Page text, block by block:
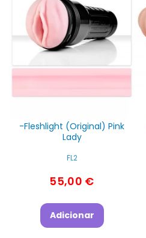
-Fleshlight (Original) Pink
Lady
FL2
55,00 €
Adicionar